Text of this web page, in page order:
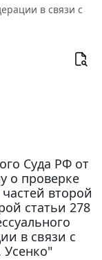
в связи с
Суда РФ от
о проверке
второй
статьи 278
в связи с